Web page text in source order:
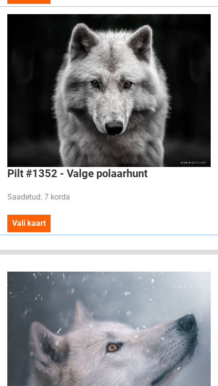
Pilt #1352 - Valge polaarhunt
Saadetud: 7 korda
Vali kaart